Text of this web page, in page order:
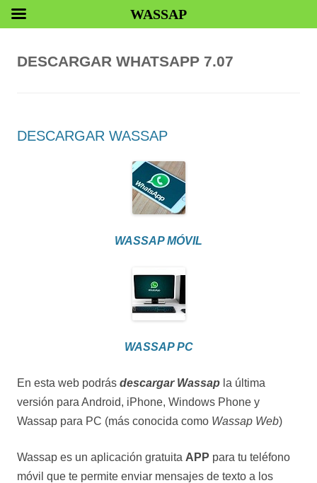
DESCARGAR WHATSAPP 7.07
DESCARGAR WASSAP
WASSAP MÓVIL
WASSAP PC
En esta web podrás descargar Wassap la última
versión para Android, iPhone, Windows Phone y
Wassap para PC (más conocida como Wassap Web)
Wassap es un aplicación gratuita APP para tu teléfono
móvil que te permite enviar mensajes de texto a los
WASSAP